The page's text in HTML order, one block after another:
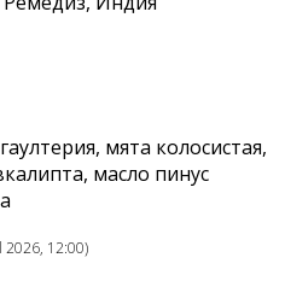
мята колосистая,
масло пинус
12:00)